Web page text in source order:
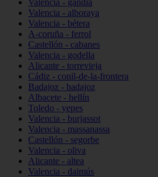
Valencia - gandia
Valencia - alboraya
Valencia - bétera
A-coruña - ferrol
Castellón - cabanes
Valencia - godella
Alicante - torrevieja
Cádiz - conil-de-la-frontera
Badajoz - badajoz
Albacete - hellín
Toledo - yepes
Valencia - burjassot
Valencia - massanassa
Castellón - segorbe
Valencia - oliva
Alicante - altea
Valencia - daimús